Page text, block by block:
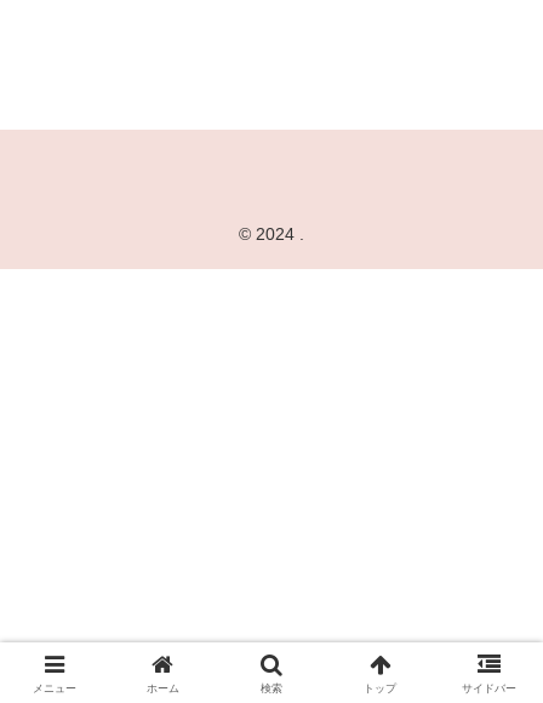
© 2024 .
メニュー ホーム 検索 トップ サイドバー